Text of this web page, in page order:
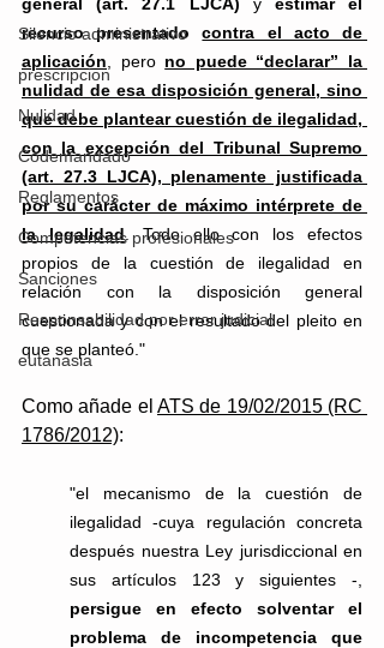
Silencio administrativo
prescripcion
Nulidad
Codemandado
Reglamentos
Competencias profesionales
Sanciones
Responsabilidad por error judicial
eutanasia
recurso presentado contra el acto de
aplicación , pero no puede “declarar” la
nulidad de esa disposición general, sino
que debe plantear cuestión de ilegalidad,
con la excepción del Tribunal Supremo
(art. 27.3 LJCA), plenamente justificada
por su carácter de máximo intérprete de
la legalidad. Todo ello con los efectos
propios de la cuestión de ilegalidad en
relación con la disposición general
cuestionada y con el resultado del pleito en
que se planteó."
Como añade el ATS de 19/02/2015 (RC
1786/2012):
"el mecanismo de la cuestión de
ilegalidad -cuya regulación concreta
después nuestra Ley jurisdiccional en
persigue en efecto solventar el
problema de incompetencia que